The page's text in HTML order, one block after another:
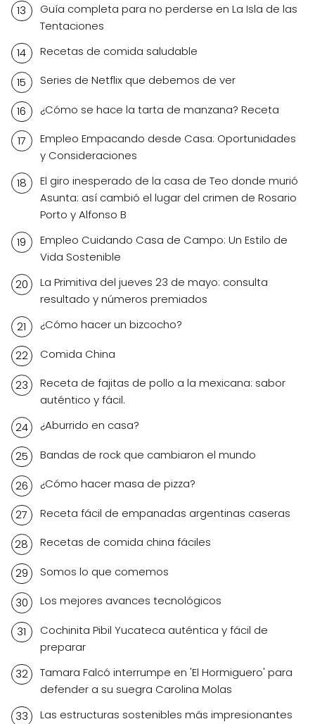
Guía completa para no perderse en La Isla de las
Tentaciones
Recetas de comida saludable
Series de Netflix que debemos de ver
¿Cómo se hace la tarta de manzana? Receta
Empleo Empacando desde Casa: Oportunidades
y Consideraciones
El giro inesperado de la casa de Teo donde murió
Asunta: así cambió el lugar del crimen de Rosario
Porto y Alfonso B
Empleo Cuidando Casa de Campo: Un Estilo de
Vida Sostenible
La Primitiva del jueves 23 de mayo: consulta
resultado y números premiados
¿Cómo hacer un bizcocho?
Comida China
Receta de fajitas de pollo a la mexicana: sabor
auténtico y fácil.
¿Aburrido en casa?
Bandas de rock que cambiaron el mundo
¿Cómo hacer masa de pizza?
Receta fácil de empanadas argentinas caseras
Recetas de comida china fáciles
Somos lo que comemos
Los mejores avances tecnológicos
Cochinita Pibil Yucateca auténtica y fácil de
preparar
Tamara Falcó interrumpe en 'El Hormiguero' para
defender a su suegra Carolina Molas
Las estructuras sostenibles más impresionantes